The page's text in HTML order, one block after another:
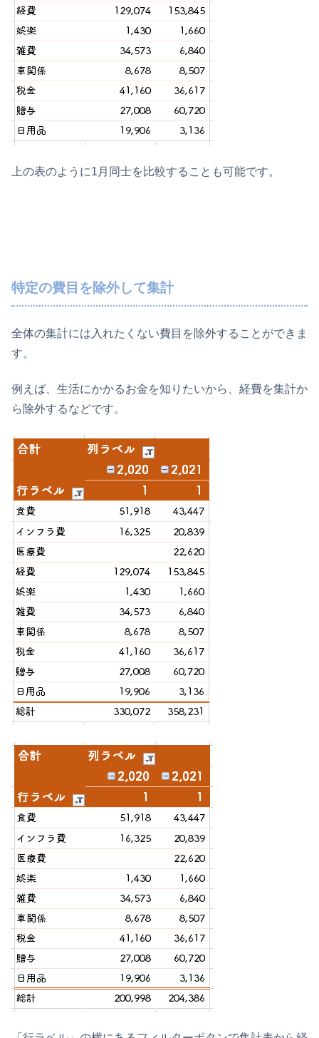
上の表のように1月同士を比較することも可能です。
特定の費目を除外して集計
全体の集計には入れたくない費目を除外することができま
す。
例えば、生活にかかるお金を知りたいから、経費を集計か
ら除外するなどです。